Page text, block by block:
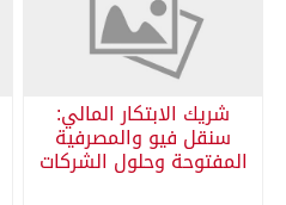
شريك الابتكار المالي:
سنقل فيو والمصرفية
المفتوحة وحلول الشركات